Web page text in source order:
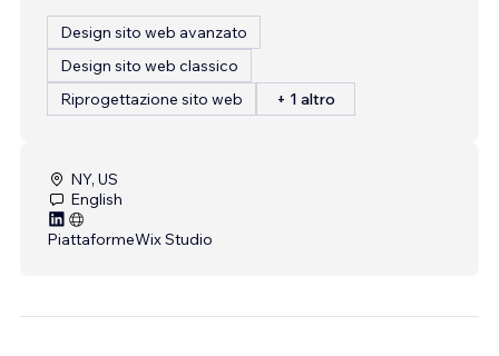
Design sito web avanzato
Design sito web classico
Riprogettazione sito web
+ 1 altro
NY, US
English
PiattaformeWix Studio